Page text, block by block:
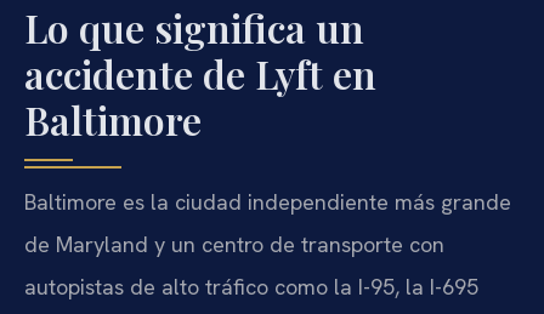
Lo que significa un
accidente de Lyft en
Baltimore
Baltimore es la ciudad independiente más grande
de Maryland y un centro de transporte con
autopistas de alto tráfico como la I-95, la I-695